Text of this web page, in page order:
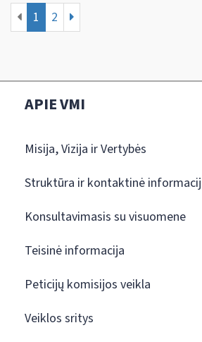
1 2
APIE VMI
Misija, Vizija ir Vertybės
Struktūra ir kontaktinė
Konsultavimasis su visuomene
Teisinė informacija
Peticijų komisijos veikla
Veiklos sritys